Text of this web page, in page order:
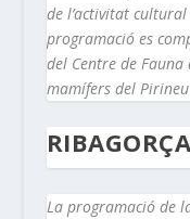
de l’activitat
programació es
del Centre de Fauna
mamífers del Pirineu
RIBAGORÇA
La programació de